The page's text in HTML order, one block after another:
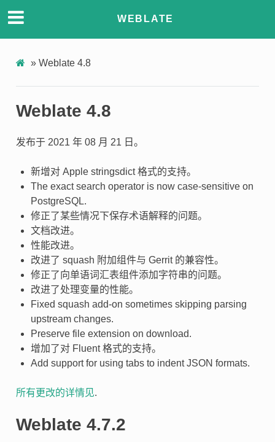
WEBLATE
» Weblate 4.8
Weblate 4.8
发布于 2021 年 08 月 21 日。
新增对 Apple stringsdict 格式的支持。
The exact search operator is now case-sensitive on
PostgreSQL.
修正了某些情况下保存术语解释的问题。
文档改进。
性能改进。
改进了 squash 附加组件与 Gerrit 的兼容性。
修正了向单语词汇表组件添加字符串的问题。
改进了处理变量的性能。
Fixed squash add-on sometimes skipping parsing
upstream changes.
Preserve file extension on download.
增加了对 Fluent 格式的支持。
Add support for using tabs to indent JSON formats.
所有更改的详情见.
Weblate 4.7.2